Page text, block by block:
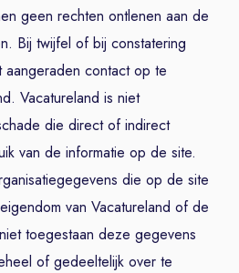
geen rechten ontlenen aan de
Bij twijfel of bij constatering
aangeraden contact op te
Vacatureland is niet
die direct of indirect
van de informatie op de site.
die op de site
van Vacatureland of de
toegestaan deze gegevens
of gedeeltelijk over te